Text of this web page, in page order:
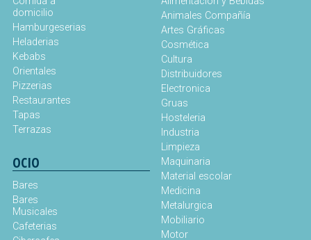
domicilio
Hamburgeserias
Heladerias
Kebabs
Orientales
Pizzerias
Restaurantes
Tapas
Terrazas
OCIO
Bares
Bares
Musicales
Cafeterias
Animales Compañía
Artes Gráficas
Cosmética
Cultura
Distribuidores
Electronica
Gruas
Hosteleria
Industria
Limpieza
Maquinaria
Material escolar
Medicina
Metalurgica
Mobiliario
Motor